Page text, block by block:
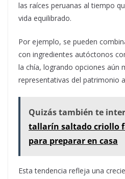
las raíces peruanas al tiempo
vida equilibrado.
Por ejemplo, se pueden
con ingredientes autóctonos
la chía, logrando opciones aún
representativas del patrimonio
Quizás también te
tallarín saltado criollo
para preparar en casa
Esta tendencia refleja una